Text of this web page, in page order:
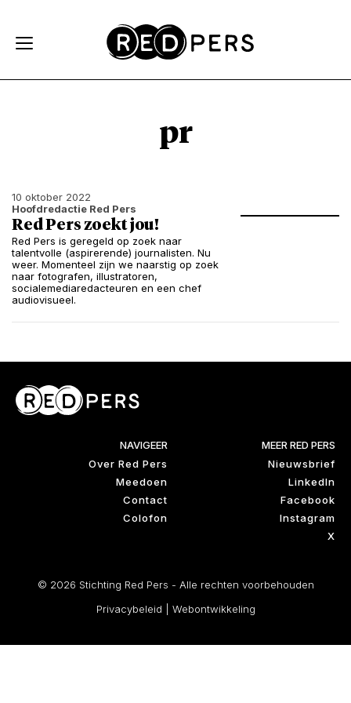
pr
10 oktober 2022
Hoofdredactie Red Pers
Red Pers zoekt jou!
Red Pers is geregeld op zoek naar
talentvolle (aspirerende) journalisten. Nu
weer. Momenteel zijn we naarstig op zoek
naar fotografen, illustratoren,
socialemediaredacteuren en een chef
audiovisueel.
NAVIGEER
Over Red Pers
Meedoen
Contact
Colofon
MEER RED PERS
Nieuwsbrief
LinkedIn
Facebook
Instagram
X
© 2026 Stichting Red Pers - Alle rechten voorbehouden
Privacybeleid
Webontwikkeling